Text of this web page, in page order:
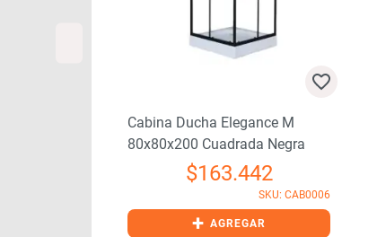
Cabina Ducha Elegance M
80x80x200 Cuadrada Negra
$163.442
SKU: CAB0006
+ AGREGAR